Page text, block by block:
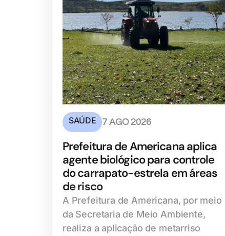
SAÚDE 7 AGO 2026
Prefeitura de Americana aplica
agente biológico para controle
do carrapato-estrela em áreas
de risco
A Prefeitura de Americana, por meio
da Secretaria de Meio Ambiente,
realiza a aplicação de metarriso